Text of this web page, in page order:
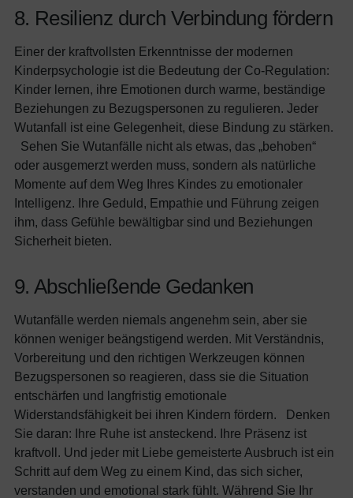
8. Resilienz durch Verbindung fördern
Einer der kraftvollsten Erkenntnisse der modernen
Kinderpsychologie ist die Bedeutung der Co-Regulation:
Kinder lernen, ihre Emotionen durch warme, beständige
Beziehungen zu Bezugspersonen zu regulieren. Jeder
Wutanfall ist eine Gelegenheit, diese Bindung zu stärken.
Sehen Sie Wutanfälle nicht als etwas, das „behoben“
oder ausgemerzt werden muss, sondern als natürliche
Momente auf dem Weg Ihres Kindes zu emotionaler
Intelligenz. Ihre Geduld, Empathie und Führung zeigen
ihm, dass Gefühle bewältigbar sind und Beziehungen
Sicherheit bieten.
9. Abschließende Gedanken
Wutanfälle werden niemals angenehm sein, aber sie
können weniger beängstigend werden. Mit Verständnis,
Vorbereitung und den richtigen Werkzeugen können
Bezugspersonen so reagieren, dass sie die Situation
entschärfen und langfristig emotionale
Widerstandsfähigkeit bei ihren Kindern fördern. Denken
Sie daran: Ihre Ruhe ist ansteckend. Ihre Präsenz ist
kraftvoll. Und jeder mit Liebe gemeisterte Ausbruch ist ein
Schritt auf dem Weg zu einem Kind, das sich sicher,
verstanden und emotional stark fühlt. Während Sie Ihr